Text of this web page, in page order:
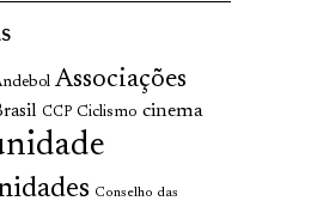
Associações
CCP Ciclismo cinema
Conselho das